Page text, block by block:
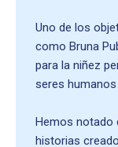
Uno de los
como Bruna
para la niñez
seres
Hemos notado
historias